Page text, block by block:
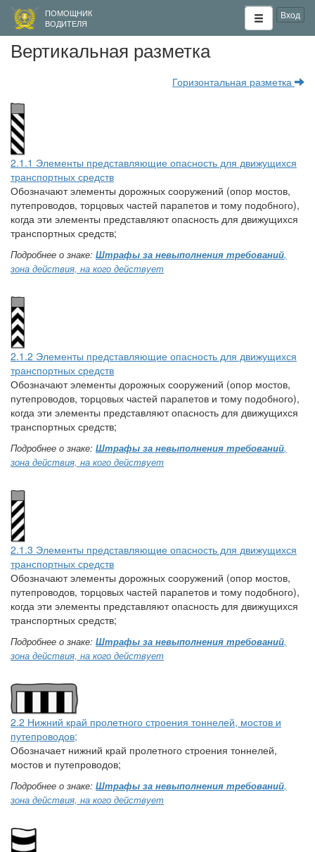
ПОМОЩНИК
ВОДИТЕЛЯ
Вход
Вертикальная разметка
Горизонтальная разметка
2.1.1 Элементы представляющие опасность для движущихся
транспортных средств
Обозначают элементы дорожных сооружений (опор мостов,
путепроводов, торцовых частей парапетов и тому подобного),
когда эти элементы представляют опасность для движущихся
транспортных средств;
Подробнее о знаке: Штрафы за невыполнения требований,
зона действия, на кого действует
2.1.2 Элементы представляющие опасность для движущихся
транспортных средств
Обозначают элементы дорожных сооружений (опор мостов,
путепроводов, торцовых частей парапетов и тому подобного),
когда эти элементы представляют опасность для движущихся
транспортных средств;
Подробнее о знаке: Штрафы за невыполнения требований,
зона действия, на кого действует
2.1.3 Элементы представляющие опасность для движущихся
транспортных средств
Обозначают элементы дорожных сооружений (опор мостов,
путепроводов, торцовых частей парапетов и тому подобного),
когда эти элементы представляют опасность для движущихся
транспортных средств;
Подробнее о знаке: Штрафы за невыполнения требований,
зона действия, на кого действует
2.2 Нижний край пролетного строения тоннелей, мостов и
путепроводов;
Обозначает нижний край пролетного строения тоннелей,
мостов и путепроводов;
Подробнее о знаке: Штрафы за невыполнения требований,
зона действия, на кого действует